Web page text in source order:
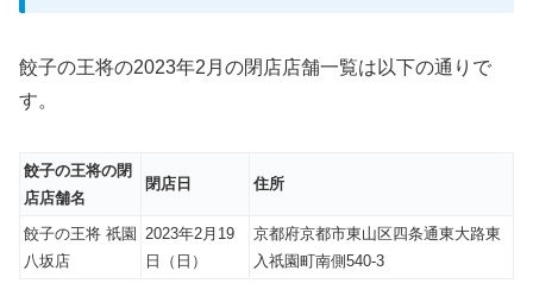
餃子の王将の2023年2月の閉店店舗一覧は以下の通りで
す。
餃子の王将の閉
店店舗名
閉店日 住所
餃子の王将 祇園
八坂店
2023年2月19
日（日）
京都府京都市東山区四条通東大路東
入祇園町南側540-3